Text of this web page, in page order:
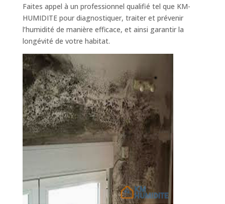
Faites appel à un professionnel qualifié tel que KM-
HUMIDITE pour diagnostiquer, traiter et prévenir
l’humidité de manière efficace, et ainsi garantir la
longévité de votre habitat.